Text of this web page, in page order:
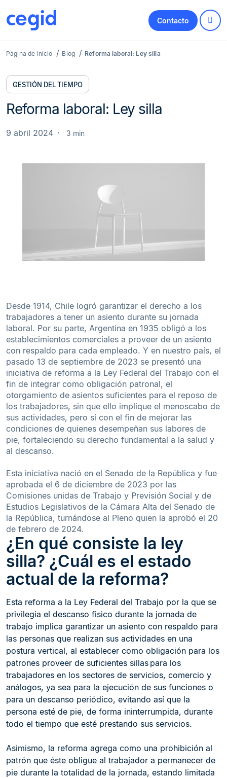
Contacto
Página de inicio Blog Reforma laboral: Ley silla
GESTIÓN DEL TIEMPO
Reforma laboral: Ley silla
9 abril 2024 3 min
Desde 1914, Chile logró garantizar el derecho a los
trabajadores a tener un asiento durante su jornada
laboral. Por su parte, Argentina en 1935 obligó a los
establecimientos comerciales a proveer de un asiento
con respaldo para cada empleado. Y en nuestro país, el
pasado 13 de septiembre de 2023 se presentó una
iniciativa de reforma a la Ley Federal del Trabajo con el
fin de integrar como obligación patronal, el
otorgamiento de asientos suficientes para el reposo de
los trabajadores, sin que ello implique el menoscabo de
sus actividades, pero sí con el fin de mejorar las
condiciones de quienes desempeñan sus labores de
pie, fortaleciendo su derecho fundamental a la salud y
al descanso.
Esta iniciativa nació en el Senado de la República y fue
aprobada el 6 de diciembre de 2023 por las
Comisiones unidas de Trabajo y Previsión Social y de
Estudios Legislativos de la Cámara Alta del Senado de
la República, turnándose al Pleno quien la aprobó el 20
de febrero de 2024.
¿En qué consiste la ley
silla? ¿Cuál es el estado
actual de la reforma?
Esta reforma a la Ley Federal del Trabajo por la que se
privilegia el descanso fisico durante la jornada de
trabajo implica garantizar un asiento con respaldo para
las personas que realizan sus actividades en una
postura vertical, al establecer como obligación para los
patrones proveer de suficientes sillas para los
trabajadores en los sectores de servicios, comercio y
análogos, ya sea para la ejecución de sus funciones o
para un descanso periódico, evitando así que la
persona esté de pie, de forma ininterrumpida, durante
todo el tiempo que esté prestando sus servicios.
Asimismo, la reforma agrega como una prohibición al
patrón que éste obligue al trabajador a permanecer de
pie durante la totalidad de la jornada, estando limitada